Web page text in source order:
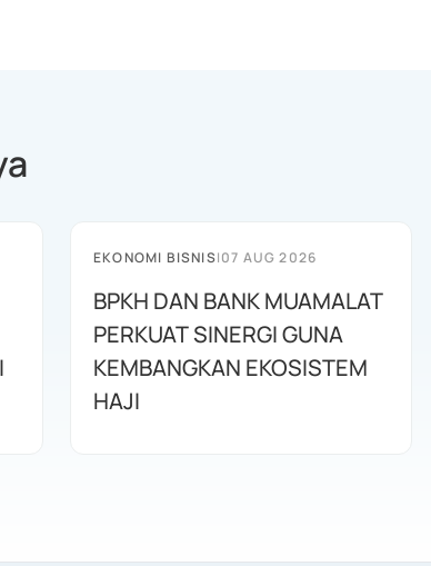
EKONOMI BISNIS|07 AUG 2026
BPKH DAN BANK MUAMALAT
PERKUAT SINERGI GUNA
KEMBANGKAN EKOSISTEM
HAJI